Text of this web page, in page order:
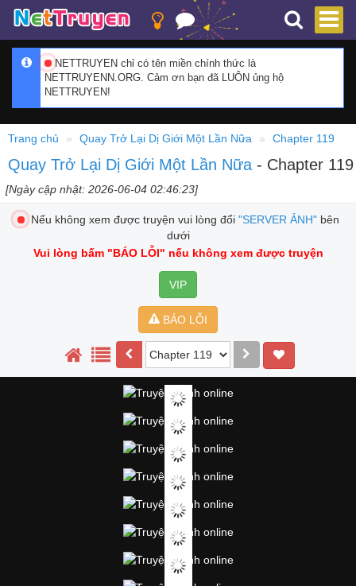
NETTRUYEN chỉ có tên miền chính thức là
NETTRUYENN.ORG. Cảm ơn bạn đã LUÔN ủng hộ
NETTRUYEN!
Trang chủ Quay Trở Lại Dị Giới Một Lần Nữa Chapter 119
Quay Trở Lại Dị Giới Một Lần Nữa - Chapter 119
[Ngày cập nhật: 2026-06-04 02:46:23]
Nếu không xem được truyện vui lòng đổi "SERVER ẢNH"bên
dưới
Vui lòng bấm "BÁO LỖI" nếu không xem được truyện
VIP
BÁO LỖI